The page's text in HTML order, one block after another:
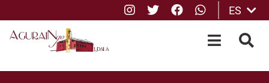
Instagram
TwitterFacebook
whatsApp
ES
OPEN-